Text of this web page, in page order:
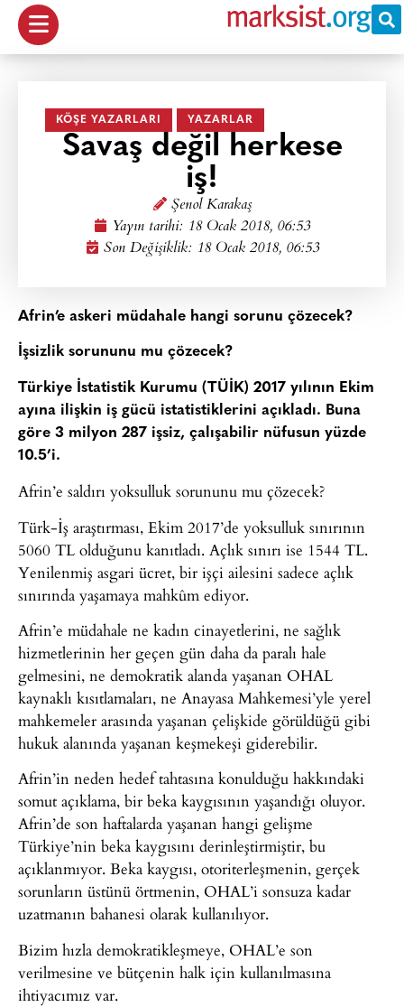
KÖŞE YAZARLARI YAZARLAR
Savaş değil herkese
iş!
Şenol Karakaş
Yayın tarihi: 18 Ocak 2018, 06:53
Son Değişiklik: 18 Ocak 2018, 06:53
Afrin’e askeri müdahale hangi sorunu çözecek?
İşsizlik sorununu mu çözecek?
Türkiye İstatistik Kurumu (TÜİK) 2017 yılının Ekim
ayına ilişkin iş gücü istatistiklerini açıkladı. Buna
göre 3 milyon 287 işsiz, çalışabilir nüfusun yüzde
10.5’i.
Afrin’e saldırı yoksulluk sorununu mu çözecek?
Türk-İş araştırması, Ekim 2017’de yoksulluk sınırının
5060 TL olduğunu kanıtladı. Açlık sınırı ise 1544 TL.
Yenilenmiş asgari ücret, bir işçi ailesini sadece açlık
sınırında yaşamaya mahkûm ediyor.
Afrin’e müdahale ne kadın cinayetlerini, ne sağlık
hizmetlerinin her geçen gün daha da paralı hale
gelmesini, ne demokratik alanda yaşanan OHAL
kaynaklı kısıtlamaları, ne Anayasa Mahkemesi’yle yerel
mahkemeler arasında yaşanan çelişkide görüldüğü gibi
hukuk alanında yaşanan keşmekeşi giderebilir.
Afrin’in neden hedef tahtasına konulduğu hakkındaki
somut açıklama, bir beka kaygısının yaşandığı oluyor.
Afrin’de son haftalarda yaşanan hangi gelişme
Türkiye’nin beka kaygısını derinleştirmiştir, bu
açıklanmıyor. Beka kaygısı, otoriterleşmenin, gerçek
sorunların üstünü örtmenin, OHAL’i sonsuza kadar
uzatmanın bahanesi olarak kullanılıyor.
Bizim hızla demokratikleşmeye, OHAL’e son
verilmesine ve bütçenin halk için kullanılmasına
ihtiyacımız var.